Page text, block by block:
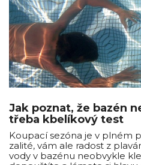
Jak poznat, že bazén
třeba kbelíkový test
Koupací sezóna je v plném
zalité, vám ale radost z
vody v bazénu neobvykle